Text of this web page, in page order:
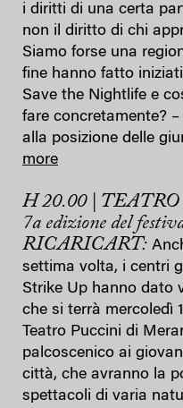
i diritti di una certa
non il diritto di chi
Siamo forse una
fine hanno fatto
Save the Nightlife e
fare concretamente?
alla posizione delle
more
H 20.00 |
7a edizione del
RICARICART:
settima volta, i centri
Strike Up hanno dato
che si terrà mercoledì
Teatro Puccini di
palcoscenico ai
città, che avranno la
spettacoli di varia